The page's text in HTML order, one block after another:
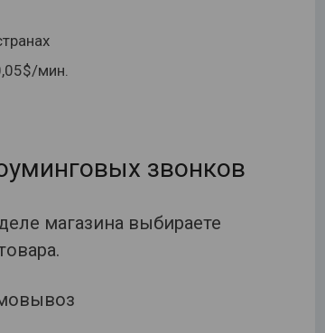
мин.
звонков
магазина выбираете